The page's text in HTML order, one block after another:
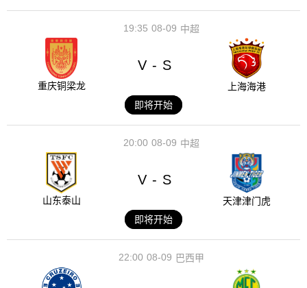
08-09
19:35 中超
重庆铜梁龙
V - S
上海海港
即将开始
08-09
20:00 中超
山东泰山
V - S
天津津门虎
即将开始
08-09
22:00 巴西甲